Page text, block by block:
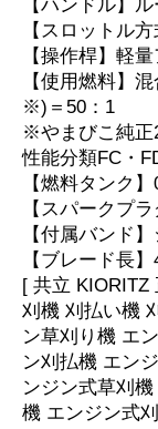
【ハンドル】
【スロットル
【操作桿】軽量
【使用燃料】
※)＝50：1
※やまびこ純正
性能分類FC・
【燃料タンク
【スパークプ
【付属バンド
【ブレード長
[ 共立 KIORITZ
刈機 刈払い機
ン草刈り機 エ
ン刈払機 エン
ンジン式草刈
機 エンジン式